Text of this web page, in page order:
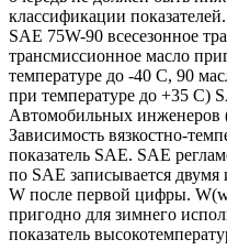
классификации показателей.
SAE 75W-90 всесезонное
трансмиссионное масло
температуре до -40 С, 90
при температуре до +35 С)
Автомобильных инженеров
Зависимость вязкостно-
показатель SAE. SAE
по SAE записывается двумя
W после первой цифры.
пригодно для зимнего
показатель